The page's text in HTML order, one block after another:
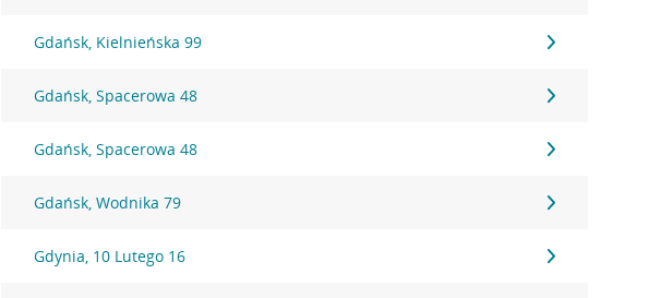
Gdańsk, Kielnieńska 99
Gdańsk, Spacerowa 48
Gdańsk, Spacerowa 48
Gdańsk, Wodnika 79
Gdynia, 10 Lutego 16